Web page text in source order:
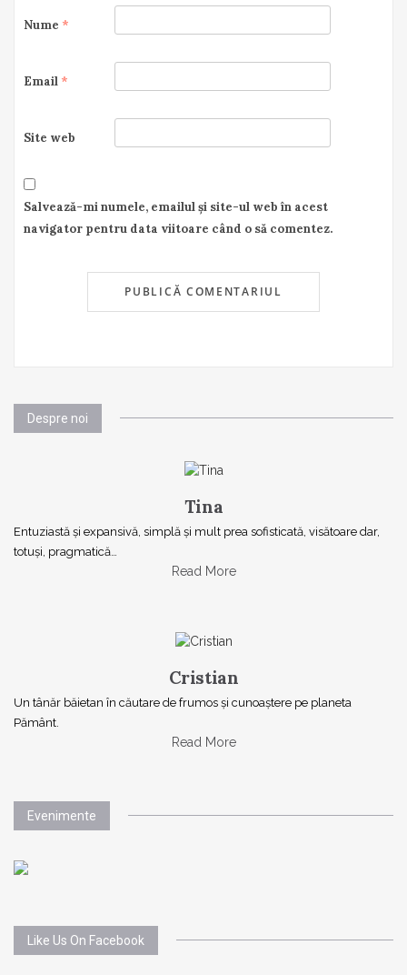
Nume *
Email *
Site web
Salvează-mi numele, emailul și site-ul web în acest
navigator pentru data viitoare când o să comentez.
Despre noi
Tina
Entuziastă şi expansivă, simplă şi mult prea sofisticată, visătoare dar,
totuşi, pragmatică…
Read More
Cristian
Un tânăr băietan în căutare de frumos și cunoaștere pe planeta
Pământ.
Read More
Evenimente
Like Us On Facebook